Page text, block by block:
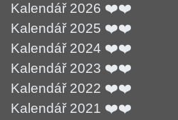
Kalendář 2026 ❤️❤️
Kalendář 2025 ❤️❤️
Kalendář 2024 ❤️❤️
Kalendář 2023 ❤️❤️
Kalendář 2022 ❤️❤️
Kalendář 2021 ❤️❤️